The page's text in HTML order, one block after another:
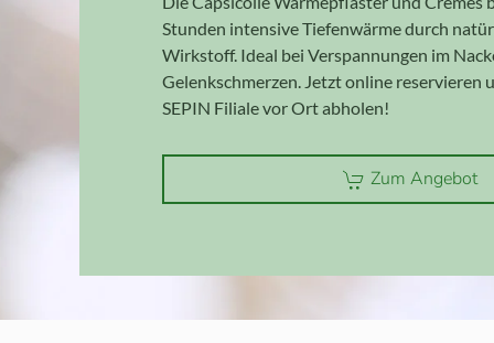
Stunden intensive Tiefenwärme durch
Wirkstoff. Ideal bei Verspannungen im
Gelenkschmerzen. Jetzt online reservieren
SEPIN Filiale vor Ort abholen!
Zum Angebot